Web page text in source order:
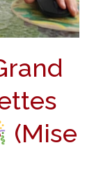
(Mise